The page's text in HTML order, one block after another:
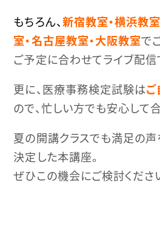
もちろん、新宿教室・横浜教
室・名古屋教室・大阪教室で
ご予定に合わせてライブ配信
更に、医療事務検定試験は
ので、忙しい方でも安心して
夏の開講クラスでも満足の声
決定した本講座。
ぜひこの機会にご検討くださ